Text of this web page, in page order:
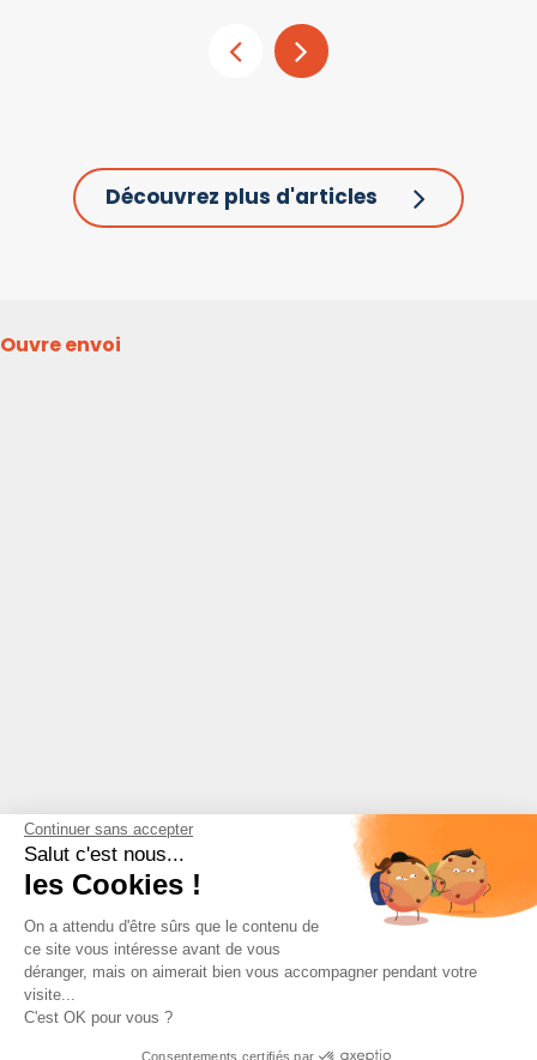
Découvrez plus d'articles
Ouvre envoi
Continuer sans accepter
Salut c'est nous...
les Cookies !
On a attendu d'être sûrs que le contenu de
ce site vous intéresse avant de vous
déranger, mais on aimerait bien vous accompagner pendant votre
visite...
C'est OK pour vous ?
Consentements certifiés par